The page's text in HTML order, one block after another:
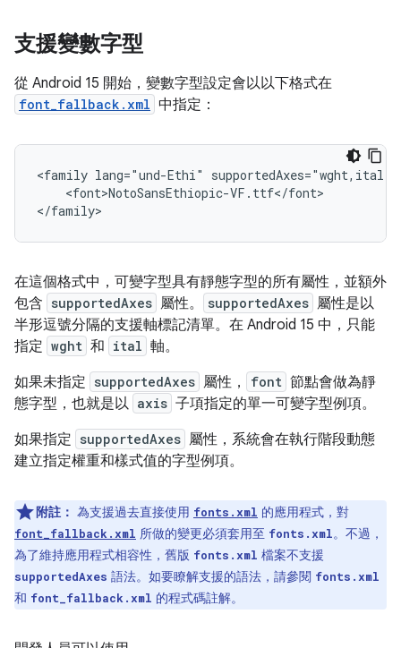
支援變數字型
從 Android 15 開始，變數字型設定會以以下格式在
font_fallback.xml 中指定：
<family lang="und-Ethi" supportedAxes="wght,ital">
    <font>NotoSansEthiopic-VF.ttf</font>
在這個格式中，可變字型具有靜態字型的所有屬性，並額外
包含 supportedAxes 屬性。 supportedAxes 屬性是以
半形逗號分隔的支援軸標記清單。在 Android 15 中，只能
指定 wght 和 ital 軸。
如果未指定 supportedAxes 屬性， font 節點會做為靜
態字型，也就是以 axis 子項指定的單一可變字型例項。
如果指定 supportedAxes 屬性，系統會在執行階段動態
建立指定權重和樣式值的字型例項。
附註： 為支援過去直接使用 fonts.xml 的應用程式，對
font_fallback.xml 所做的變更必須套用至 fonts.xml。不過，
為了維持應用程式相容性，舊版 fonts.xml 檔案不支援
supportedAxes 語法。如要瞭解支援的語法，請參閱 fonts.xml
和 font_fallback.xml 的程式碼註解。